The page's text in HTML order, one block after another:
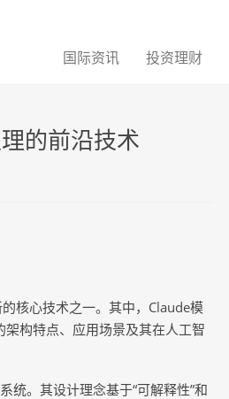
国际资讯 投资理财
的前沿技术
核心技术之一。其中，Claude模
构特点、应用场景及其在人工智
。其设计理念基于“可解释性”和